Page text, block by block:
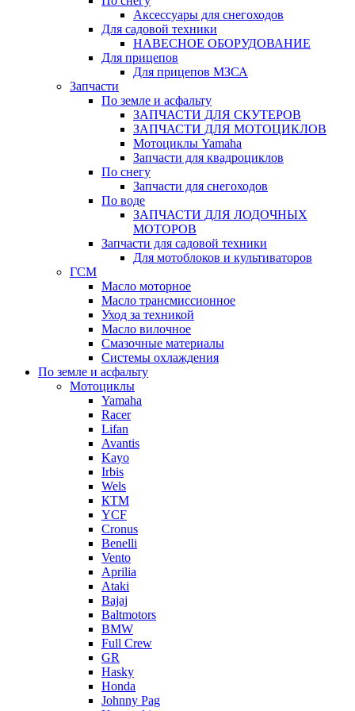
Аксессуары для снегоходов
Для садовой техники
НАВЕСНОЕ ОБОРУДОВАНИЕ
Для прицепов
Для прицепов МЗСА
Запчасти
По земле и асфальту
ЗАПЧАСТИ ДЛЯ СКУТЕРОВ
ЗАПЧАСТИ ДЛЯ МОТОЦИКЛОВ
Мотоциклы Yamaha
Запчасти для квадроциклов
По снегу
Запчасти для снегоходов
По воде
ЗАПЧАСТИ ДЛЯ ЛОДОЧНЫХ
МОТОРОВ
Запчасти для садовой техники
Для мотоблоков и культиваторов
ГСМ
Масло моторное
Масло трансмиссионное
Уход за техникой
Масло вилочное
Смазочные материалы
Системы охлаждения
По земле и асфальту
Мотоциклы
Yamaha
Racer
Lifan
Avantis
Kayo
Irbis
Wels
КТМ
YCF
Cronus
Benelli
Vento
Aprilia
Ataki
Bajaj
Baltmotors
BMW
Full Crew
GR
Hasky
Honda
Johnny Pag